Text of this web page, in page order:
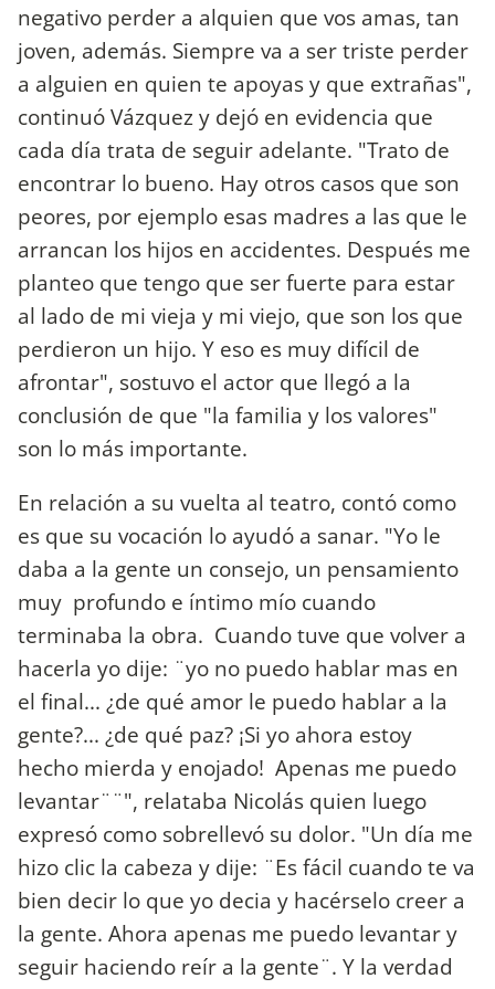
negativo perder a alquien que vos amas, tan
joven, además. Siempre va a ser triste perder
a alguien en quien te apoyas y que extrañas",
continuó Vázquez y dejó en evidencia que
cada día trata de seguir adelante. "Trato de
encontrar lo bueno. Hay otros casos que son
peores, por ejemplo esas madres a las que le
arrancan los hijos en accidentes. Después me
planteo que tengo que ser fuerte para estar
al lado de mi vieja y mi viejo, que son los que
perdieron un hijo. Y eso es muy difícil de
afrontar", sostuvo el actor que llegó a la
conclusión de que "la familia y los valores"
son lo más importante.
En relación a su vuelta al teatro, contó como
es que su vocación lo ayudó a sanar. "Yo le
daba a la gente un consejo, un pensamiento
muy profundo e íntimo mío cuando
terminaba la obra. Cuando tuve que volver a
hacerla yo dije: ¨yo no puedo hablar mas en
el final... ¿de qué amor le puedo hablar a la
gente?... ¿de qué paz? ¡Si yo ahora estoy
hecho mierda y enojado! Apenas me puedo
levantar¨¨", relataba Nicolás quien luego
expresó como sobrellevó su dolor. "Un día me
hizo clic la cabeza y dije: ¨Es fácil cuando te va
bien decir lo que yo decia y hacérselo creer a
la gente. Ahora apenas me puedo levantar y
seguir haciendo reír a la gente¨. Y la verdad